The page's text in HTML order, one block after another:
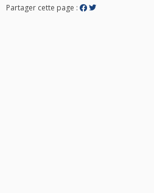
Partager cette page :